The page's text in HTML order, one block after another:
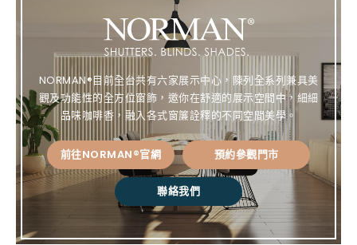
ok st k
NORMAN®目前全台共有六家展示中心，陳列全系列兼具美
觀及功能性的全方位窗飾，邀你在舒適的展示空間中，細細
品味咖啡香，融入各式窗簾詮釋的不同空間美學。
前往NORMAN®官網 預約參觀門市
聯絡我們